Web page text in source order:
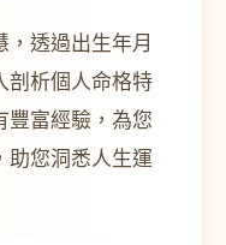
透過出生年月
剖析個人命格特
豐富經驗，為您
助您洞悉人生運